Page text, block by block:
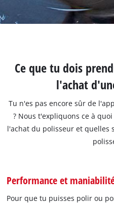
Ce que tu dois
l'achat
Tu n'es pas encore sûr de
? Nous t'expliquons ce à
l'achat du polisseur et quelles
Performance et
Pour que tu puisses polir ou